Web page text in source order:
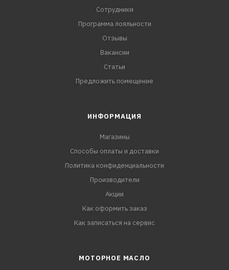
Сотрудники
Программа лояльности
Отзывы
Вакансии
Статьи
Предложить помещение
ИНФОРМАЦИЯ
Магазины
Способы оплаты и доставки
Политика конфиденциальности
Производители
Акции
Как оформить заказ
Как записаться на сервис
МОТОРНОЕ МАСЛО